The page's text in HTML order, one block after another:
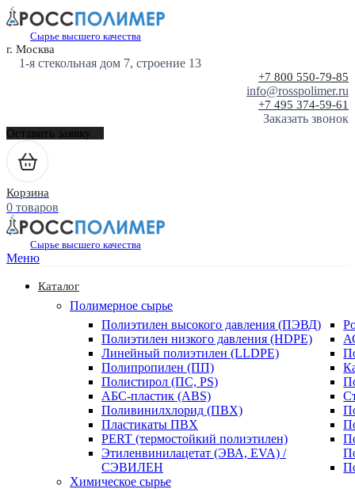
Сырье высшего качества
г. Москва
1-я стекольная дом 7, строение 13
+7 800 550-79-85
info@rosspolimer.ru
+7 495 374-59-61
Заказать звонок
Оставить заявку
Корзина
0 товаров
Сырье высшего качества
Меню
Каталог
Полимерное сырье
Полиэтилен высокого давления (ПЭВД)
Полиэтилен низкого давления (HDPE)
Линейный полиэтилен (LLDPE)
Полипропилен (ПП)
Полистирол (ПС, PS)
АБС-пластик (ABS)
Поливинилхлорид (ПВХ)
Пластикаты ПВХ
PERT (термостойкий полиэтилен)
Этиленвинилацетат (ЭВА, EVA) /
СЭВИЛЕН
Химическое сырье